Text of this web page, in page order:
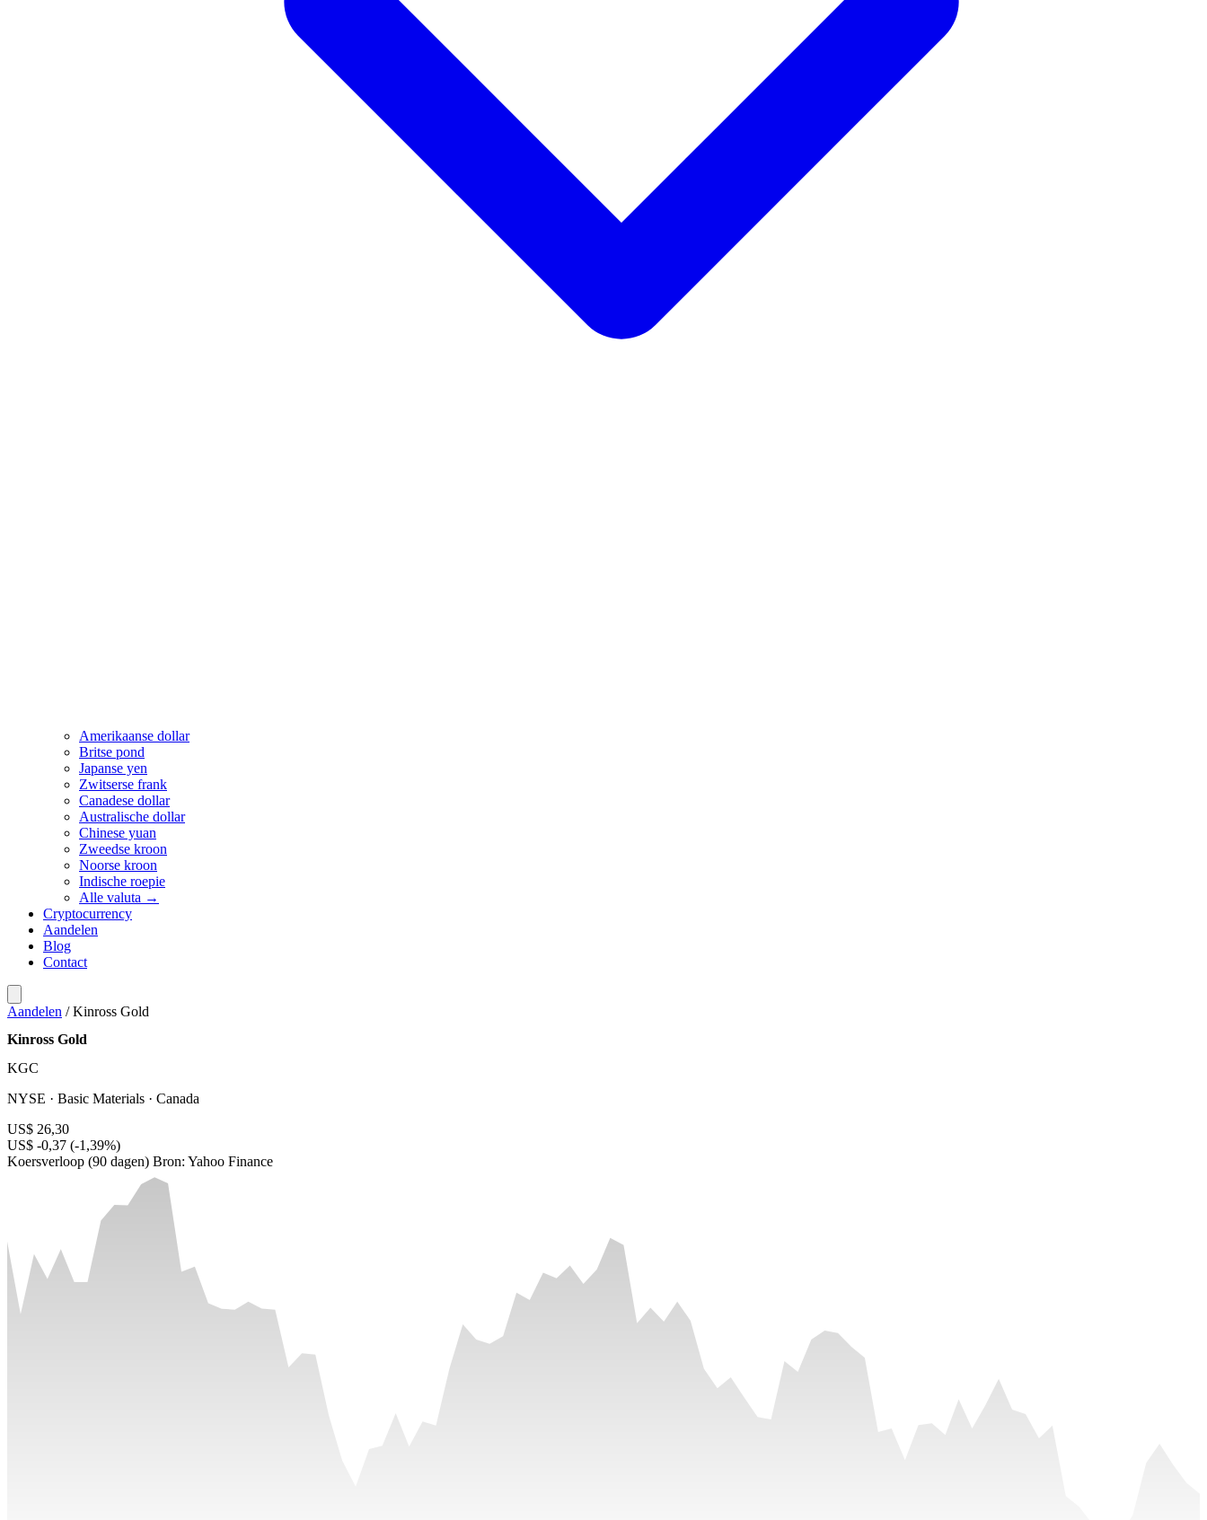
Amerikaanse dollar
Britse pond
Japanse yen
Zwitserse frank
Canadese dollar
Australische dollar
Chinese yuan
Zweedse kroon
Noorse kroon
Indische roepie
Alle valuta →
Cryptocurrency
Aandelen
Blog
Contact
Aandelen / Kinross Gold
Kinross Gold
KGC
NYSE · Basic Materials · Canada
US$ 26,30
US$ -0,37 (-1,39%)
Koersverloop (90 dagen) Bron: Yahoo Finance